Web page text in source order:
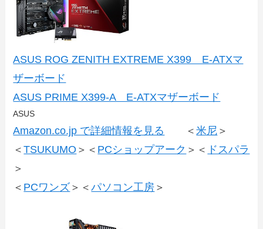
ASUS ROG ZENITH EXTREME X399 E-ATXマ
ザーボード
ASUS PRIME X399-A E-ATXマザーボード
ASUS
Amazon.co.jp で詳細情報を見る ＜米尼 ＞
＜TSUKUMO ＞＜ PCショップアーク ＞＜ ドスパラ
＞
＜ PCワンズ ＞＜パソコン工房 ＞